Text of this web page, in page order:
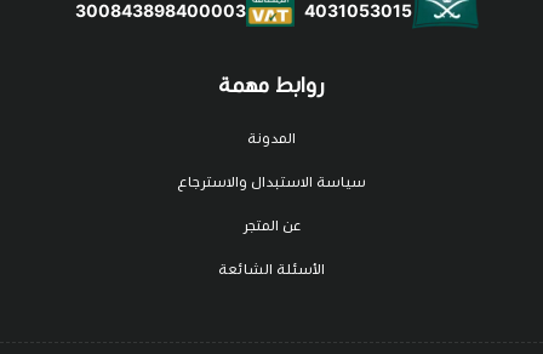
روابط مهمة
المدونة
سياسة الاستبدال والاسترجاع
عن المتجر
الأسئلة الشائعة
4031053015
300843898400003